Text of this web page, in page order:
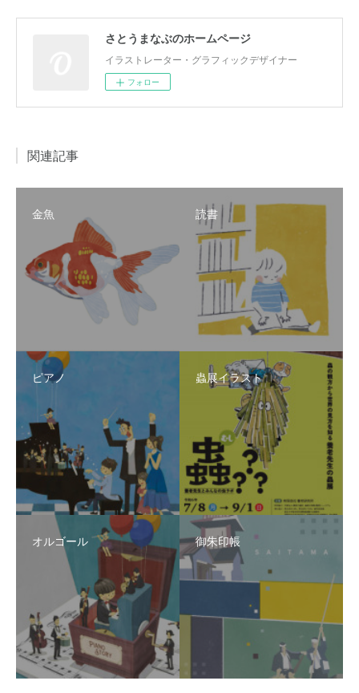
さとうまなぶのホームページ
イラストレーター・グラフィックデザイナー
フォロー
関連記事
金魚 読書
ピアノ 蟲展イラスト
オルゴール 御朱印帳